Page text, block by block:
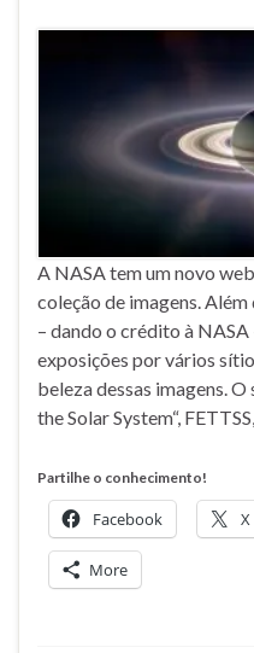
A NASA tem um novo
coleção de imagens.
– dando o crédito à
exposições por vários
beleza dessas imagens.
the Solar System“,
Partilhe o conhecimento!
Facebook X
More